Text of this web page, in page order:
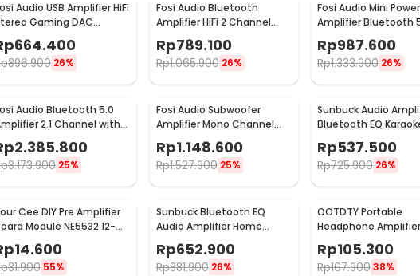
Audio USB Amplifier HiFi
Gaming DAC
Headphone - DAC-Q4
664.400
896.900 26%
Fosi Audio Bluetooth
Amplifier HiFi 2 Channel
50Wx2 TPA3116D2 - BT10A
Rp789.100
Rp1.065.900 26%
Fosi Audio Mini Power
Amplifier Bluetooth
Channel TPA3116D2 -
Rp987.600
Rp1.333.900 26%
Audio Bluetooth 5.0
2.1 Channel with
Remote - DA2120C
2.385.800
3.173.900 25%
Fosi Audio Subwoofer
Amplifier Mono Channel
200W TPA3255D2 - M03
Rp1.148.600
Rp1.527.900 25%
Sunbuck Audio
Bluetooth EQ
Radio 2000W - AS-
Rp537.500
Rp725.900 26%
Cee DIY Pre Amplifier
Module NE5532 12-
30V - XH-A902
14.600
31.900 55%
Sunbuck Bluetooth EQ
Audio Amplifier Home
Theater FM 2000W - TAV-
6188BT
Rp652.900
Rp881.900 26%
OOTDTY Portable
Headphone Amplifier
16-300 Ohm - D3CS
Rp105.300
Rp167.90038%